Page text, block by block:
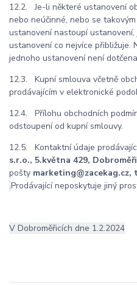
12.2. Je-li některé ustanovení
nebo neúčinné, nebo se
ustanovení nastoupí
ustanovení co nejvíce přibližuje.
jednoho ustanovení není
12.3. Kupní smlouva včetně
prodávajícím v elektronické
12.4. Přílohu obchodních
odstoupení od kupní smlouvy.
12.5. Kontaktní údaje
s.r.o., 5.května 429,
pošty marketing@zacekag.cz,
.Prodávající neposkytuje jiný
V Dobroměřicích dne 1.2.2024